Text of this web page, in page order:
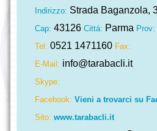
Indirizzo: Strada Baganzola,
Cap: 43126 Cittá: Parma Prov:
Tel: 0521 1471160 Fax:
E-Mail: info@tarabacli.it
Skype:
Facebook: Vieni a trovarci su
Sito: www.tarabacli.it